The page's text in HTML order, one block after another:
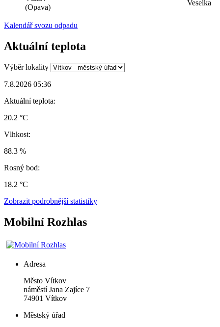
(Opava)
Veselka
Kalendář svozu odpadu
Aktuální teplota
Výběr lokality
7.8.2026 05:36
Aktuální teplota:
20.2 °C
Vlhkost:
88.3 %
Rosný bod:
18.2 °C
Zobrazit podrobnější statistiky
Mobilní Rozhlas
Adresa
Město Vítkov
náměstí Jana Zajíce 7
74901 Vítkov
Městský úřad